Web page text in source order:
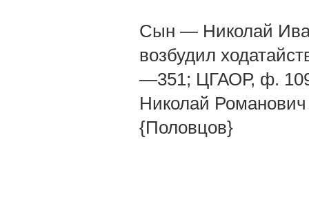
Сын — Николай
возбудил
—351; ЦГАОР, ф.
Николай Романович
{Половцов}